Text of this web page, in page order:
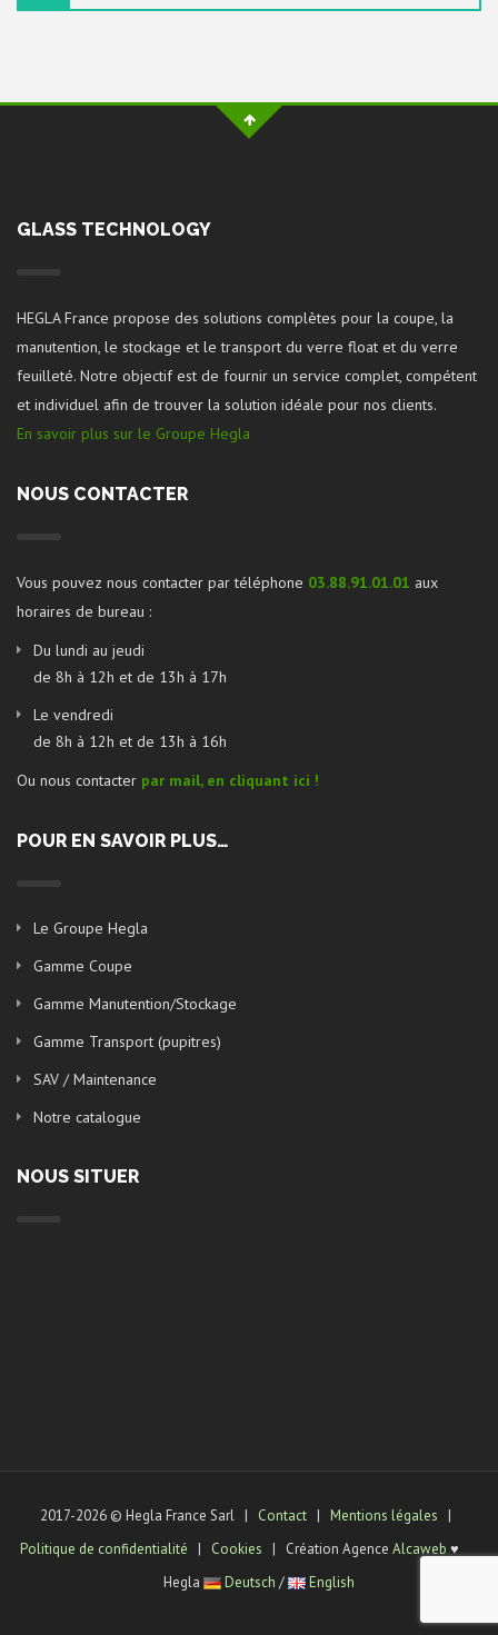
GLASS TECHNOLOGY
HEGLA France propose des solutions complètes pour la coupe, la
manutention, le stockage et le transport du verre float et du verre
feuilleté. Notre objectif est de fournir un service complet, compétent
et individuel afin de trouver la solution idéale pour nos clients.
En savoir plus sur le Groupe Hegla
NOUS CONTACTER
Vous pouvez nous contacter par téléphone 03.88.91.01.01 aux
horaires de bureau :
Du lundi au jeudi
de 8h à 12h et de 13h à 17h
Le vendredi
de 8h à 12h et de 13h à 16h
Ou nous contacter par mail, en cliquant ici !
POUR EN SAVOIR PLUS…
Le Groupe Hegla
Gamme Coupe
Gamme Manutention/Stockage
Gamme Transport (pupitres)
SAV / Maintenance
Notre catalogue
NOUS SITUER
2017-2026 © Hegla France Sarl | Contact | Mentions légales |
Politique de confidentialité | Cookies | Création Agence Alcaweb ♥
Hegla
Deutsch / English